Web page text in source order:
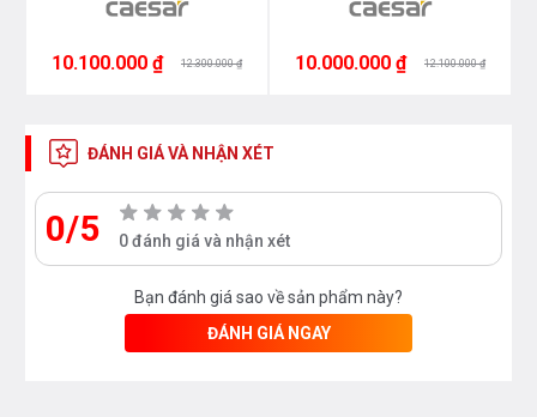
10.100.000 ₫ 12.300.000 ₫ 10.000.000 ₫ 12.100.000 ₫
ĐÁNH GIÁ VÀ NHẬN XÉT
0/5 0 đánh giá và nhận xét
Bạn đánh giá sao về sản phẩm này?
ĐÁNH GIÁ NGAY